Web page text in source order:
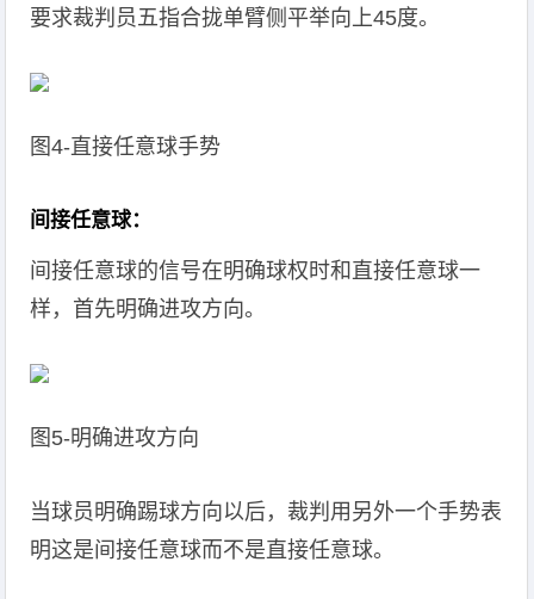
要求裁判员五指合拢单臂侧平举向上45度。
图4-直接任意球手势
间接任意球：
间接任意球的信号在明确球权时和直接任意球一
样，首先明确进攻方向。
图5-明确进攻方向
当球员明确踢球方向以后，裁判用另外一个手势表
明这是间接任意球而不是直接任意球。